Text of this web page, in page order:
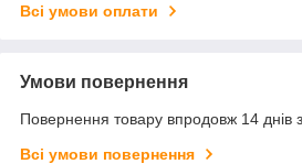
Всі умови оплати
Умови повернення
Повернення товару впродовж 14 днів
Всі умови повернення